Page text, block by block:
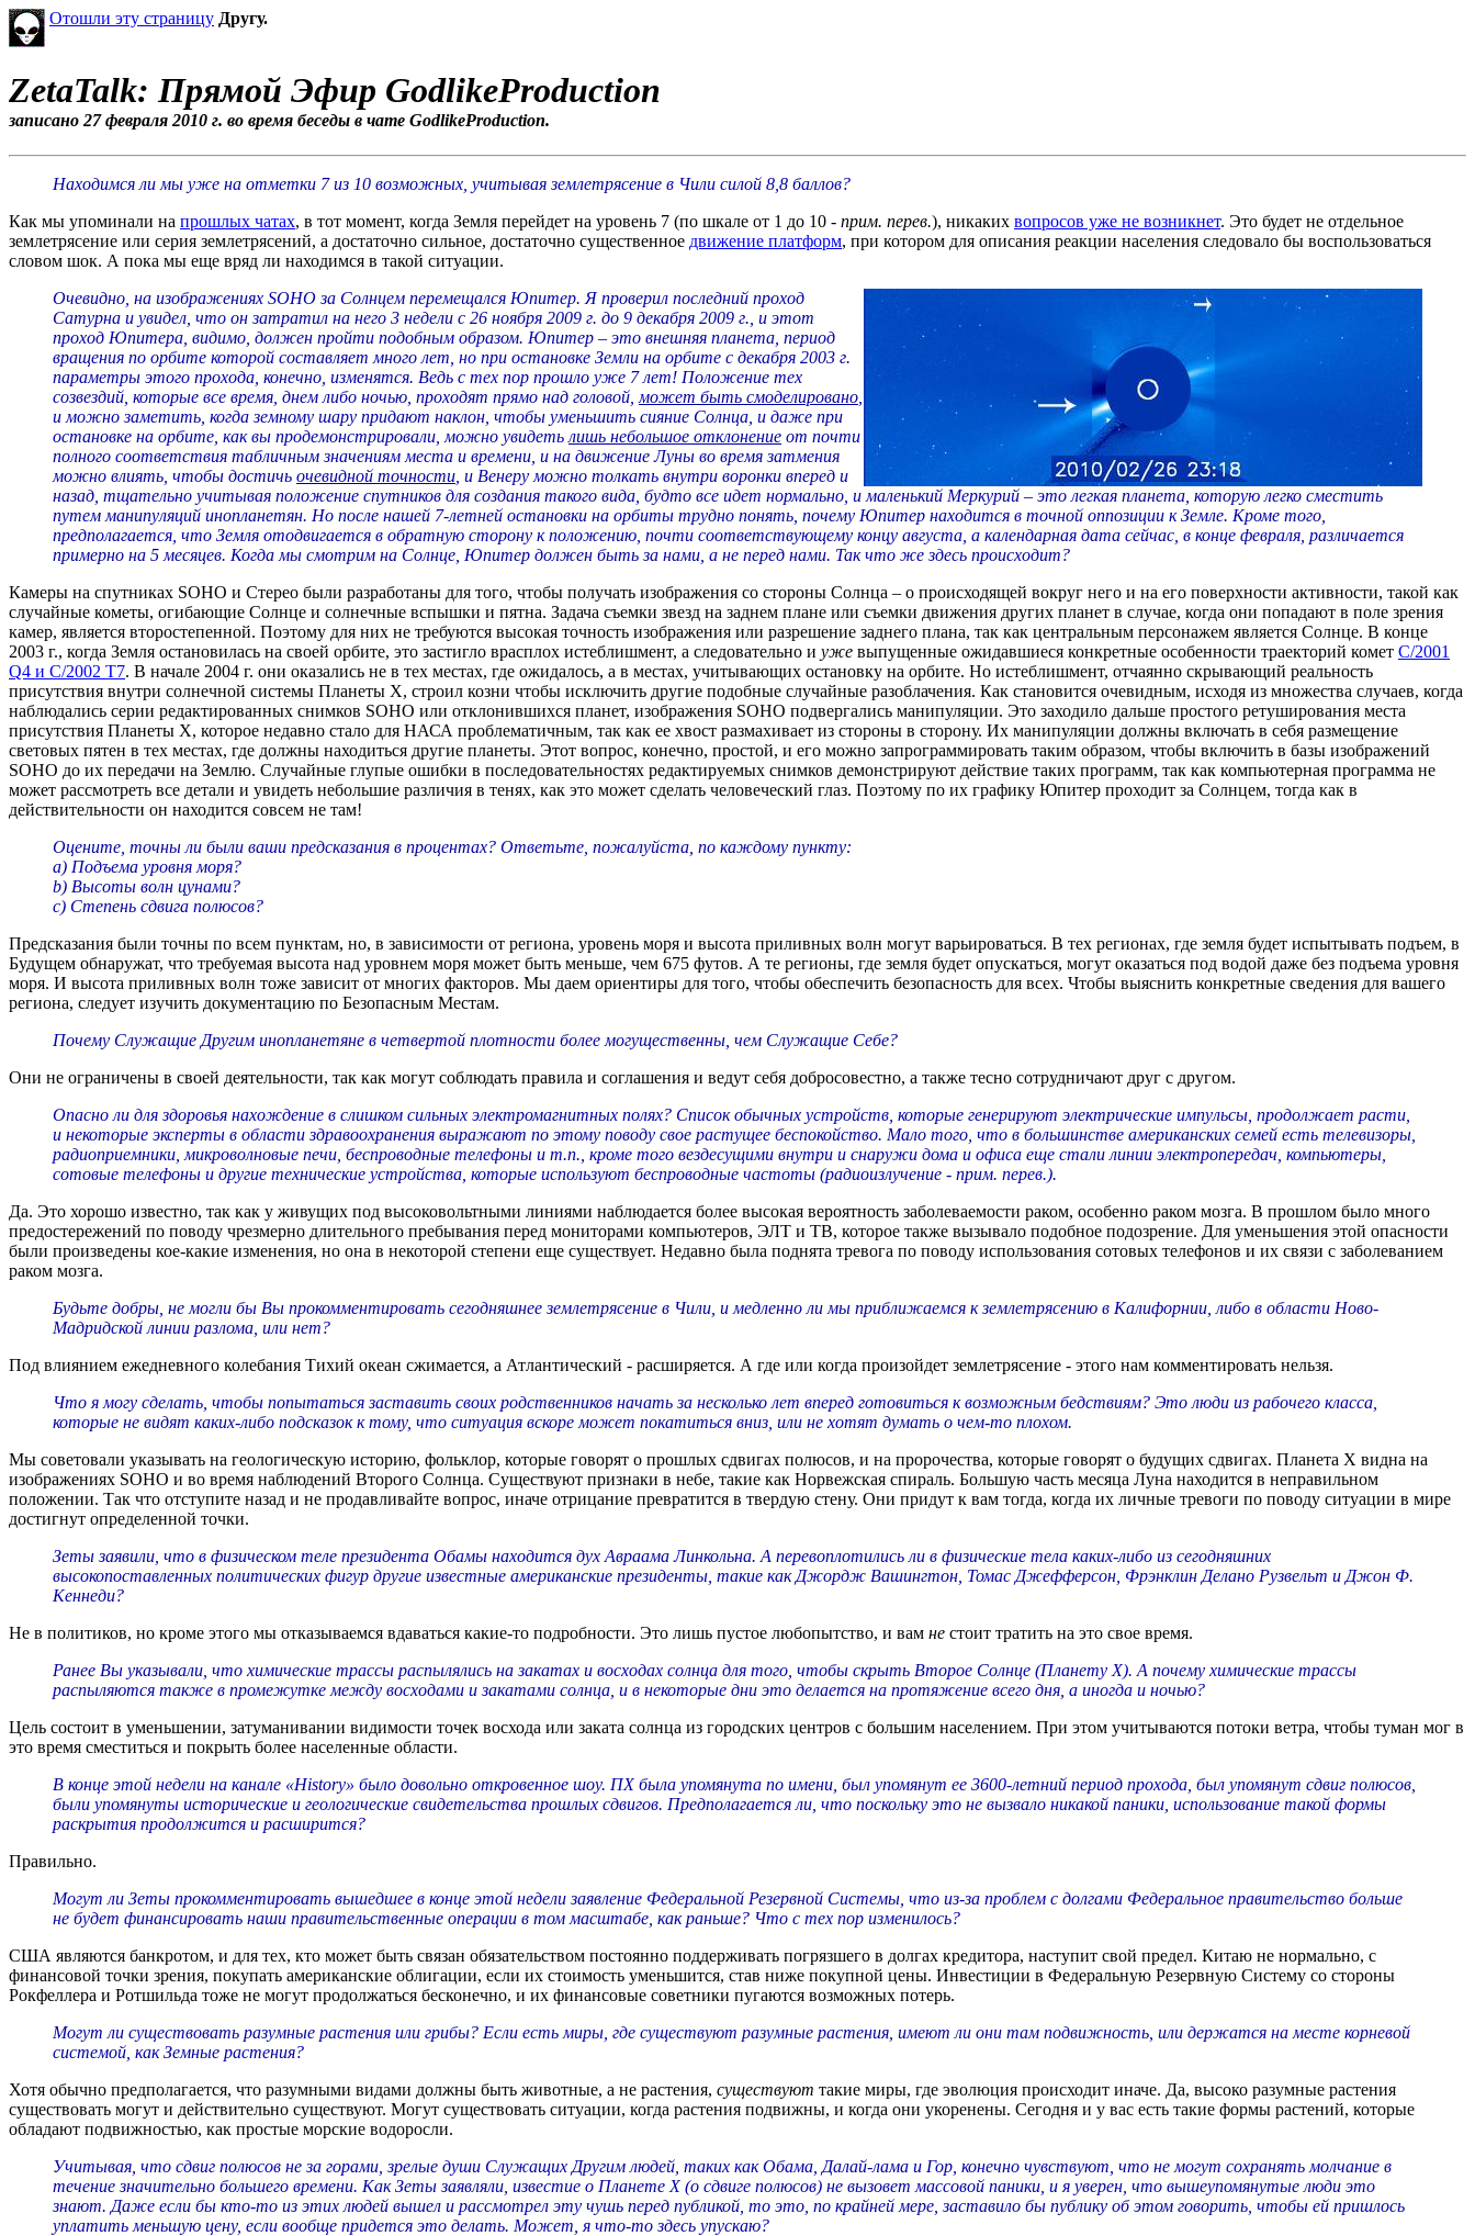
Отошли эту страницу Другу.
ZetaTalk: Прямой Эфир GodlikeProduction
записано 27 февраля 2010 г. во время беседы в чате GodlikeProduction.
Находимся ли мы уже на отметки 7 из 10 возможных, учитывая землетрясение в Чили силой 8,8 баллов?
Как мы упоминали на прошлых чатах, в тот момент, когда Земля перейдет на уровень 7 (по шкале от 1 до 10 - прим. перев.), никаких вопросов уже не возникнет. Это будет не отдельное
землетрясение или серия землетрясений, а достаточно сильное, достаточно существенное движение платформ, при котором для описания реакции населения следовало бы воспользоваться
словом шок. А пока мы еще вряд ли находимся в такой ситуации.
Очевидно, на изображениях SOHO за Солнцем перемещался Юпитер. Я проверил последний проход
Сатурна и увидел, что он затратил на него 3 недели с 26 ноября 2009 г. до 9 декабря 2009 г., и этот
проход Юпитера, видимо, должен пройти подобным образом. Юпитер – это внешняя планета, период
вращения по орбите которой составляет много лет, но при остановке Земли на орбите с декабря 2003 г.
параметры этого прохода, конечно, изменятся. Ведь с тех пор прошло уже 7 лет! Положение тех
созвездий, которые все время, днем либо ночью, проходят прямо над головой, может быть смоделировано
и можно заметить, когда земному шару придают наклон, чтобы уменьшить сияние Солнца, и даже при
остановке на орбите, как вы продемонстрировали, можно увидеть лишь небольшое отклонение от почти
полного соответствия табличным значениям места и времени, и на движение Луны во время затмения
можно влиять, чтобы достичь очевидной точности , и Венеру можно толкать внутри воронки вперед и
назад, тщательно учитывая положение спутников для создания такого вида, будто все идет нормально, и маленький Меркурий – это легкая планета, которую легко сместить
путем манипуляций инопланетян. Но после нашей 7-летней остановки на орбиты трудно понять, почему Юпитер находится в точной оппозиции к Земле. Кроме того,
предполагается, что Земля отодвигается в обратную сторону к положению, почти соответствующему концу августа, а календарная дата сейчас, в конце февраля, различается
примерно на 5 месяцев. Когда мы смотрим на Солнце, Юпитер должен быть за нами, а не перед нами. Так что же здесь происходит?
Камеры на спутниках SOHO и Стерео были разработаны для того, чтобы получать изображения со стороны Солнца – о происходящей вокруг него и на его поверхности активности, такой как
случайные кометы, огибающие Солнце и солнечные вспышки и пятна. Задача съемки звезд на заднем плане или съемки движения других планет в случае, когда они попадают в поле зрения
камер, является второстепенной. Поэтому для них не требуются высокая точность изображения или разрешение заднего плана, так как центральным персонажем является Солнце. В конце
2003 г., когда Земля остановилась на своей орбите, это застигло врасплох истеблишмент, а следовательно и уже выпущенные ожидавшиеся конкретные особенности траекторий комет C/2001
Q4 и C/2002 T7. В начале 2004 г. они оказались не в тех местах, где ожидалось, а в местах, учитывающих остановку на орбите. Но истеблишмент, отчаянно скрывающий реальность
присутствия внутри солнечной системы Планеты Х, строил козни чтобы исключить другие подобные случайные разоблачения. Как становится очевидным, исходя из множества случаев, когда
наблюдались серии редактированных снимков SOHO или отклонившихся планет, изображения SOHO подвергались манипуляции. Это заходило дальше простого ретуширования места
присутствия Планеты Х, которое недавно стало для НАСА проблематичным, так как ее хвост размахивает из стороны в сторону. Их манипуляции должны включать в себя размещение
световых пятен в тех местах, где должны находиться другие планеты. Этот вопрос, конечно, простой, и его можно запрограммировать таким образом, чтобы включить в базы изображений
SOHO до их передачи на Землю. Случайные глупые ошибки в последовательностях редактируемых снимков демонстрируют действие таких программ, так как компьютерная программа не
может рассмотреть все детали и увидеть небольшие различия в тенях, как это может сделать человеческий глаз. Поэтому по их графику Юпитер проходит за Солнцем, тогда как в
действительности он находится совсем не там!
Оцените, точны ли были ваши предсказания в процентах? Ответьте, пожалуйста, по каждому пункту:
a) Подъема уровня моря?
b) Высоты волн цунами?
c) Степень сдвига полюсов?
Предсказания были точны по всем пунктам, но, в зависимости от региона, уровень моря и высота приливных волн могут варьироваться. В тех регионах, где земля будет испытывать подъем, в
Будущем обнаружат, что требуемая высота над уровнем моря может быть меньше, чем 675 футов. А те регионы, где земля будет опускаться, могут оказаться под водой даже без подъема уровня
моря. И высота приливных волн тоже зависит от многих факторов. Мы даем ориентиры для того, чтобы обеспечить безопасность для всех. Чтобы выяснить конкретные сведения для вашего
региона, следует изучить документацию по Безопасным Местам.
Почему Служащие Другим инопланетяне в четвертой плотности более могущественны, чем Служащие Себе?
Они не ограничены в своей деятельности, так как могут соблюдать правила и соглашения и ведут себя добросовестно, а также тесно сотрудничают друг с другом.
Опасно ли для здоровья нахождение в слишком сильных электромагнитных полях? Список обычных устройств, которые генерируют электрические импульсы, продолжает расти,
и некоторые эксперты в области здравоохранения выражают по этому поводу свое растущее беспокойство. Мало того, что в большинстве американских семей есть телевизоры,
радиоприемники, микроволновые печи, беспроводные телефоны и т.п., кроме того вездесущими внутри и снаружи дома и офиса еще стали линии электропередач, компьютеры,
сотовые телефоны и другие технические устройства, которые используют беспроводные частоты (радиоизлучение - прим. перев.).
Да. Это хорошо известно, так как у живущих под высоковольтными линиями наблюдается более высокая вероятность заболеваемости раком, особенно раком мозга. В прошлом было много
предостережений по поводу чрезмерно длительного пребывания перед мониторами компьютеров, ЭЛТ и ТВ, которое также вызывало подобное подозрение. Для уменьшения этой опасности
были произведены кое-какие изменения, но она в некоторой степени еще существует. Недавно была поднята тревога по поводу использования сотовых телефонов и их связи с заболеванием
раком мозга.
Будьте добры, не могли бы Вы прокомментировать сегодняшнее землетрясение в Чили, и медленно ли мы приближаемся к землетрясению в Калифорнии, либо в области Ново-
Мадридской линии разлома, или нет?
Под влиянием ежедневного колебания Тихий океан сжимается, а Атлантический - расширяется. А где или когда произойдет землетрясение - этого нам комментировать нельзя.
Что я могу сделать, чтобы попытаться заставить своих родственников начать за несколько лет вперед готовиться к возможным бедствиям? Это люди из рабочего класса,
которые не видят каких-либо подсказок к тому, что ситуация вскоре может покатиться вниз, или не хотят думать о чем-то плохом.
Мы советовали указывать на геологическую историю, фольклор, которые говорят о прошлых сдвигах полюсов, и на пророчества, которые говорят о будущих сдвигах. Планета Х видна на
изображениях SOHO и во время наблюдений Второго Солнца. Существуют признаки в небе, такие как Норвежская спираль. Большую часть месяца Луна находится в неправильном
положении. Так что отступите назад и не продавливайте вопрос, иначе отрицание превратится в твердую стену. Они придут к вам тогда, когда их личные тревоги по поводу ситуации в мире
достигнут определенной точки.
Зеты заявили, что в физическом теле президента Обамы находится дух Авраама Линкольна. А перевоплотились ли в физические тела каких-либо из сегодняшних
высокопоставленных политических фигур другие известные американские президенты, такие как Джордж Вашингтон, Томас Джефферсон, Фрэнклин Делано Рузвельт и Джон Ф.
Кеннеди?
Не в политиков, но кроме этого мы отказываемся вдаваться какие-то подробности. Это лишь пустое любопытство, и вам не стоит тратить на это свое время.
Ранее Вы указывали, что химические трассы распылялись на закатах и восходах солнца для того, чтобы скрыть Второе Солнце (Планету X). А почему химические трассы
распыляются также в промежутке между восходами и закатами солнца, и в некоторые дни это делается на протяжение всего дня, а иногда и ночью?
Цель состоит в уменьшении, затуманивании видимости точек восхода или заката солнца из городских центров с большим населением. При этом учитываются потоки ветра, чтобы туман мог в
это время сместиться и покрыть более населенные области.
В конце этой недели на канале «Нistory» было довольно откровенное шоу. ПХ была упомянута по имени, был упомянут ее 3600-летний период прохода, был упомянут сдвиг полюсов,
были упомянуты исторические и геологические свидетельства прошлых сдвигов. Предполагается ли, что поскольку это не вызвало никакой паники, использование такой формы
раскрытия продолжится и расширится?
Правильно.
Могут ли Зеты прокомментировать вышедшее в конце этой недели заявление Федеральной Резервной Системы, что из-за проблем с долгами Федеральное правительство больше
не будет финансировать наши правительственные операции в том масштабе, как раньше? Что с тех пор изменилось?
США являются банкротом, и для тех, кто может быть связан обязательством постоянно поддерживать погрязшего в долгах кредитора, наступит свой предел. Китаю не нормально, с
финансовой точки зрения, покупать американские облигации, если их стоимость уменьшится, став ниже покупной цены. Инвестиции в Федеральную Резервную Систему со стороны
Рокфеллера и Ротшильда тоже не могут продолжаться бесконечно, и их финансовые советники пугаются возможных потерь.
Могут ли существовать разумные растения или грибы? Если есть миры, где существуют разумные растения, имеют ли они там подвижность, или держатся на месте корневой
системой, как Земные растения?
Хотя обычно предполагается, что разумными видами должны быть животные, а не растения, существуют такие миры, где эволюция происходит иначе. Да, высоко разумные растения
существовать могут и действительно существуют. Могут существовать ситуации, когда растения подвижны, и когда они укоренены. Сегодня и у вас есть такие формы растений, которые
обладают подвижностью, как простые морские водоросли.
Учитывая, что сдвиг полюсов не за горами, зрелые души Служащих Другим людей, таких как Обама, Далай-лама и Гор, конечно чувствуют, что не могут сохранять молчание в
течение значительно большего времени. Как Зеты заявляли, известие о Планете X (о сдвиге полюсов) не вызовет массовой паники, и я уверен, что вышеупомянутые люди это
знают. Даже если бы кто-то из этих людей вышел и рассмотрел эту чушь перед публикой, то это, по крайней мере, заставило бы публику об этом говорить, чтобы ей пришлось
уплатить меньшую цену, если вообще придется это делать. Может, я что-то здесь упускаю?